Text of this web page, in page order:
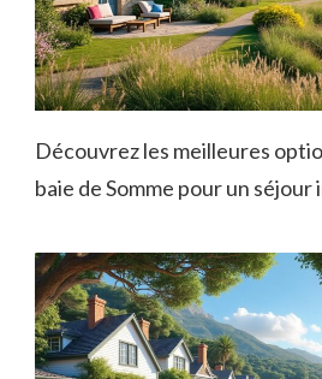
Découvrez les meilleures
baie de Somme pour un